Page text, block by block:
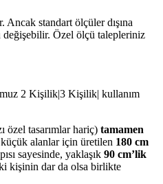
standart ölçüler dışına
değişebilir. Özel ölçü talepleriniz
2 Kişilik|3 Kişilik| kullanım
özel tasarımlar hariç) tamamen
alanlar için üretilen 180 cm
sayesinde, yaklaşık 90 cm’lik
kişinin dar da olsa birlikte